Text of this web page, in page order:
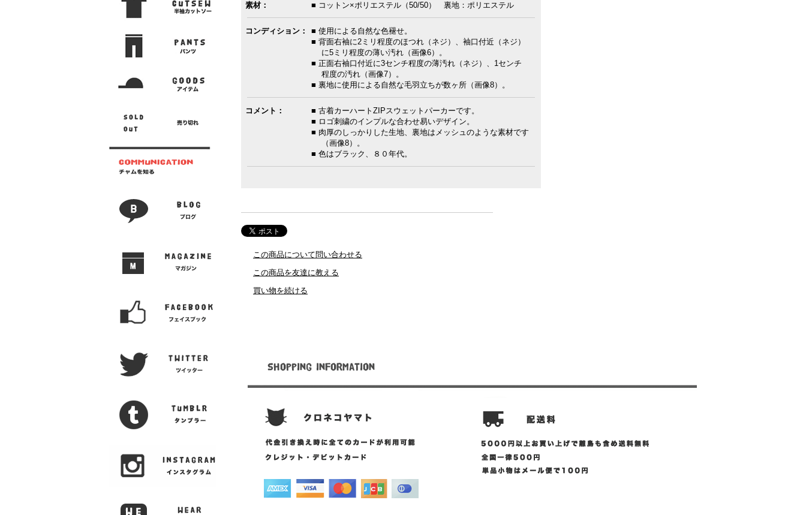
素材： ■ コットン×ポリエステル（50/50） 裏地：ポリエステル
コンディション：
■ 使用による自然な色褪せ。
■ 背面右袖に2ミリ程度のほつれ（ネジ）、袖口付近（ネジ）
に5ミリ程度の薄い汚れ（画像6）。
■ 正面右袖口付近に3センチ程度の薄汚れ（ネジ）、1センチ
程度の汚れ（画像7）。
■ 裏地に使用による自然な毛羽立ちが数ヶ所（画像8）。
コメント：
■ 古着カーハートZIPスウェットパーカーです。
■ ロゴ刺繍のインプルな合わせ易いデザイン。
■ 肉厚のしっかりした生地、裏地はメッシュのような素材です
（画像8）。
■ 色はブラック、８０年代。
この商品について問い合わせる
この商品を友達に教える
買い物を続ける